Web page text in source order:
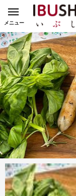
メニュー